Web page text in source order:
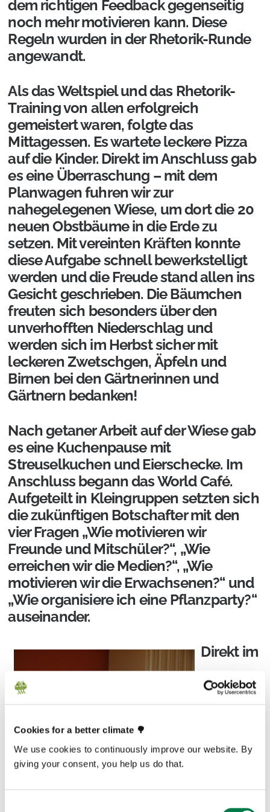
Cookies for a better climate 🌳
We use cookies to continuously improve our website. By
giving your consent, you help us do that.
dem richtigen Feedback gegenseitig
noch mehr motivieren kann. Diese
Regeln wurden in der Rhetorik-Runde
angewandt.
Als das Weltspiel und das Rhetorik-
Training von allen erfolgreich
gemeistert waren, folgte das
Mittagessen. Es wartete leckere Pizza
auf die Kinder. Direkt im Anschluss gab
es eine Überraschung – mit dem
Planwagen fuhren wir zur
nahegelegenen Wiese, um dort die 20
neuen Obstbäume in die Erde zu
setzen. Mit vereinten Kräften konnte
diese Aufgabe schnell bewerkstelligt
werden und die Freude stand allen ins
Gesicht geschrieben. Die Bäumchen
freuten sich besonders über den
unverhofften Niederschlag und
werden sich im Herbst sicher mit
leckeren Zwetschgen, Äpfeln und
Birnen bei den Gärtnerinnen und
Gärtnern bedanken!
Nach getaner Arbeit auf der Wiese gab
es eine Kuchenpause mit
Streuselkuchen und Eierschecke. Im
Anschluss begann das World Café.
Aufgeteilt in Kleingruppen setzten sich
die zukünftigen Botschafter mit den
vier Fragen „Wie motivieren wir
Freunde und Mitschüler?“, „Wie
erreichen wir die Medien?“, „Wie
motivieren wir die Erwachsenen?“ und
„Wie organisiere ich eine Pflanzparty?“
auseinander.
Direkt im